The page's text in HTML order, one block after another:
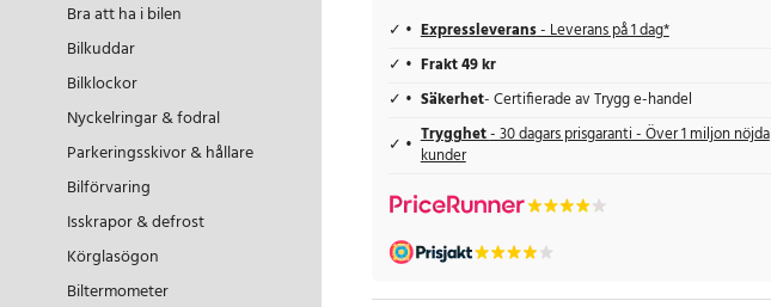
Bra att ha i bilen
Bilkuddar
Bilklockor
Nyckelringar & fodral
Parkeringsskivor & hållare
Bilförvaring
Isskrapor & defrost
Körglasögon
Biltermometer
Expressleverans- Leverans på 1 dag*
Frakt 49 kr
Säkerhet- Certifierade av Trygg e-handel
Trygghet- 30 dagars prisgaranti - Över 1 miljon nöjda
kunder